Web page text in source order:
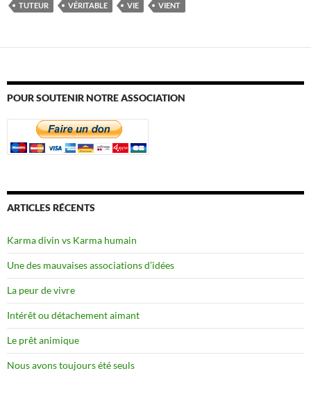
TUTEUR VÉRITABLE VIE VIENT
POUR SOUTENIR NOTRE ASSOCIATION
ARTICLES RÉCENTS
Karma divin vs Karma humain
Une des mauvaises associations d’idées
La peur de vivre
Intérêt ou détachement aimant
Le prêt animique
Nous avons toujours été seuls